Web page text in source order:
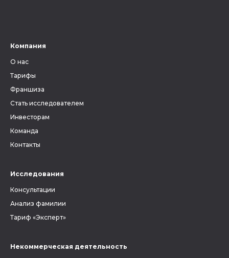
Компания
О нас
Тарифы
Франшиза
Стать исследователем
Инвесторам
Команда
Контакты
Исследования
Консультации
Анализ фамилии
Тариф «Эксперт»
Некоммерческая деятельность